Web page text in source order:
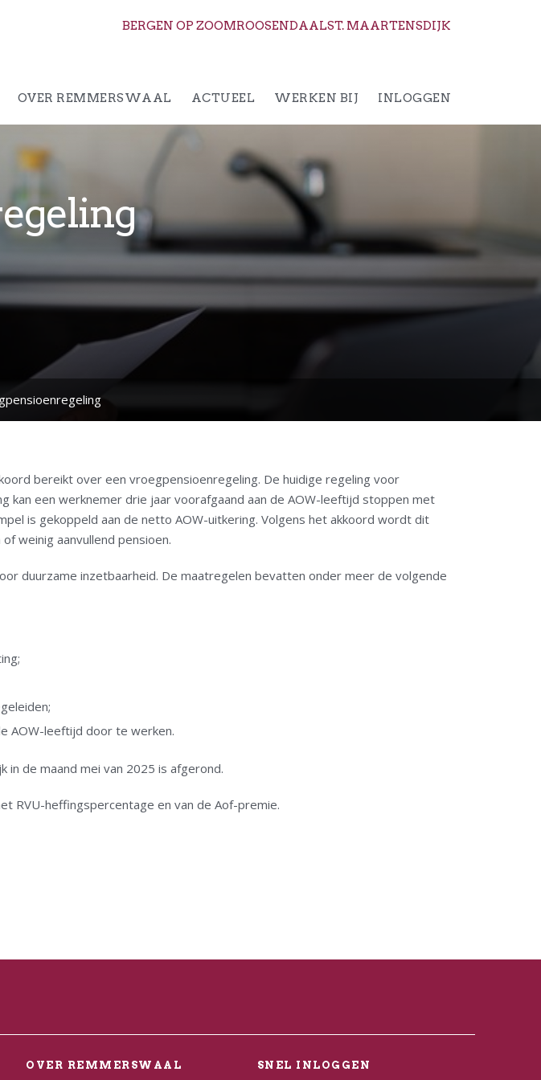
BERGEN OP ZOOMROOSENDAALST. MAARTENSDIJK
OVER REMMERSWAAL ACTUEEL WERKEN BIJ INLOGGEN
bereikt over een vroegpensioenregeling. De huidige regeling voor
kan een werknemer drie jaar voorafgaand aan de AOW-leeftijd stoppen met
is gekoppeld aan de netto AOW-uitkering. Volgens het akkoord wordt dit
weinig aanvullend pensioen.
duurzame inzetbaarheid. De maatregelen bevatten onder meer de volgende
AOW-leeftijd door te werken.
de maand mei van 2025 is afgerond.
RVU-heffingspercentage en van de Aof-premie.
OVER REMMERSWAAL SNEL INLOGGEN